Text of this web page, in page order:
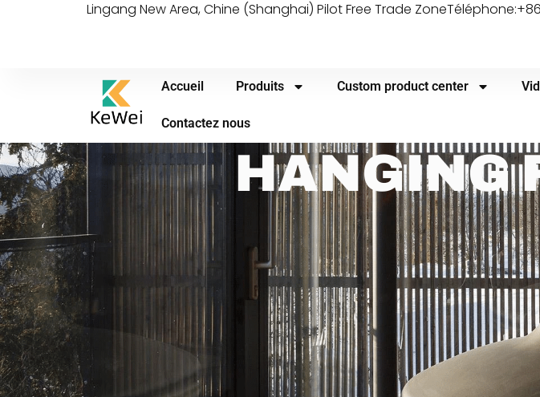
Lingang New Area, Chine (Shanghai) Pilot Free Trade Zone
Accueil Produits Custom product center
Contactez nous
HANGING